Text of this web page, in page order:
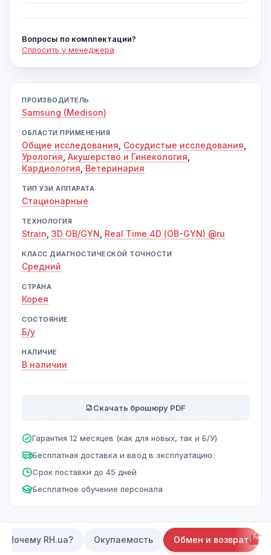
Вопросы по комплектации?
Спросить у менеджера
ПРОИЗВОДИТЕЛЬ
Samsung (Medison)
ОБЛАСТИ ПРИМЕНЕНИЯ
Общие исследования Сосудистые исследования
Урология Акушерство и Гинекология
Кардиология Ветеринария
ТИП УЗИ АППАРАТА
Стационарные
ТЕХНОЛОГИЯ
Strain 3D OB/GYN Real Time 4D (OB-GYN) @ru
КЛАСС ДИАГНОСТИЧЕСКОЙ ТОЧНОСТИ
Средний
СТРАНА
Корея
СОСТОЯНИЕ
Б/у
НАЛИЧИЕ
В наличии
Скачать брошюру PDF
Гарантия 12 месяцев (как для новых, так и Б/У)
Бесплатная доставка и ввод в эксплуатацию
Срок поставки до 45 дней
Бесплатное обучение персонала
Почему RH.ua? Окупаемость Обмен и возврат